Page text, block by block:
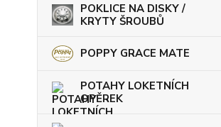
POKLICE NA DISKY /
KRYTY ŠROUBŮ
POPPY GRACE MATE
POTAHY LOKETNÍCH
OPĚREK